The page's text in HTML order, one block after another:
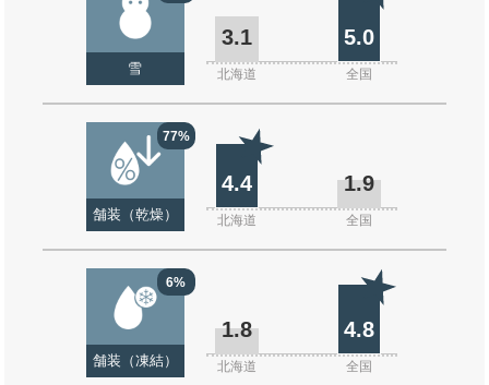
雪
3.1 5.0
北海道 全国
77%
舗装（乾燥）
4.4 1.9
北海道 全国
6%
舗装（凍結）
1.8 4.8
北海道 全国